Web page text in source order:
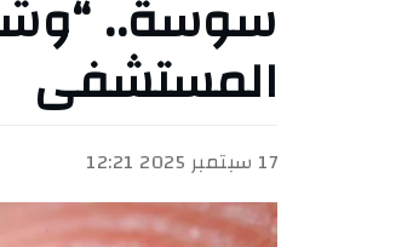
سوسة..
المستشفى
17 سبتمبر 2025 12:21